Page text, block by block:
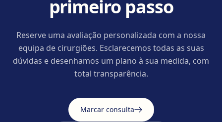
primeiro passo
Reserve uma avaliação personalizada com a nossa
equipa de cirurgiões. Esclarecemos todas as suas
dúvidas e desenhamos um plano à sua medida, com
total transparência.
Marcar consulta